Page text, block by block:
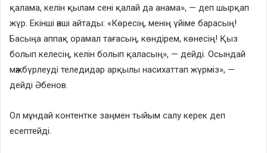
қалама, келін қылам сені қалай да анама», — деп шырқап
жүр. Екінші әнші айтады: «Көресің, менің үйіме барасың!
Басыңа аппақ орамал тағасың, көндірем, көнесің! Қыз
болып келесің, келін болып қаласың», — дейді. Осындай
мәжбүрлеуді теледидар арқылы насихаттап жүрміз», —
дейді Әбенов.
Ол мұндай контентке заңмен тыйым салу керек деп
есептейді.